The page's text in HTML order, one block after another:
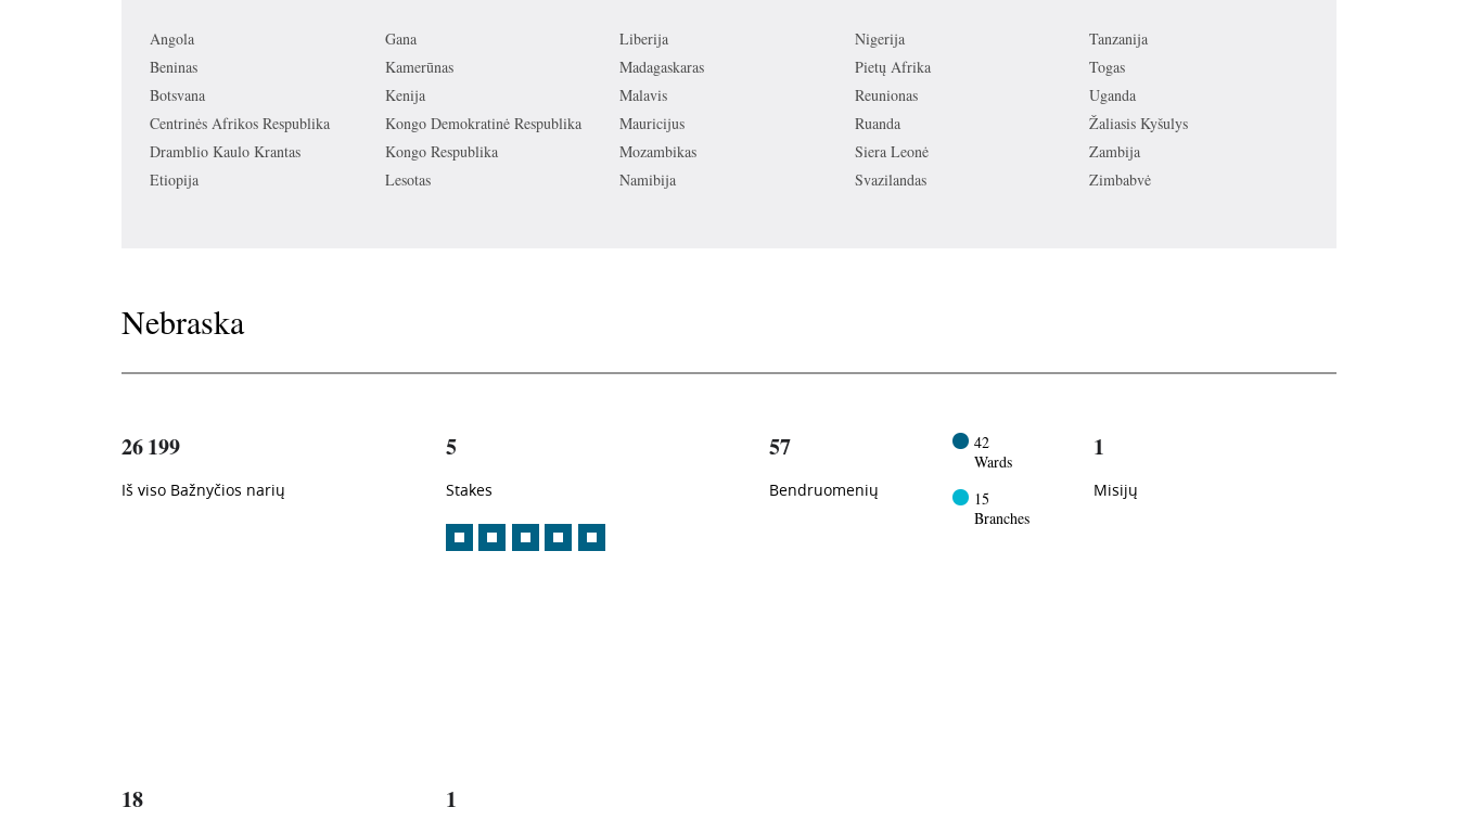
Angola
Beninas
Botsvana
Centrinės Afrikos Respublika
Dramblio Kaulo Krantas
Etiopija
Gana
Kamerūnas
Kenija
Kongo Demokratinė Respublika
Kongo Respublika
Lesotas
Liberija
Madagaskaras
Malavis
Mauricijus
Mozambikas
Namibija
Nigerija
Pietų Afrika
Reunionas
Ruanda
Siera Leonė
Svazilandas
Tanzanija
Togas
Uganda
Žaliasis Kyšulys
Zambija
Zimbabvė
Nebraska
26 199
Iš viso Bažnyčios narių
1 -in-
5
Stakes
57
Bendruomenių
42
Wards
15
Branches
18 1
1
Misijų